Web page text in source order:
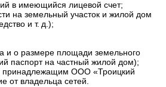
в имеющийся лицевой счет;
на земельный участок и жилой дом
и т. д.);
и о размере площади земельного
паспорт на частный жилой дом);
принадлежащим ООО «Троицкий
от владельца сетей.